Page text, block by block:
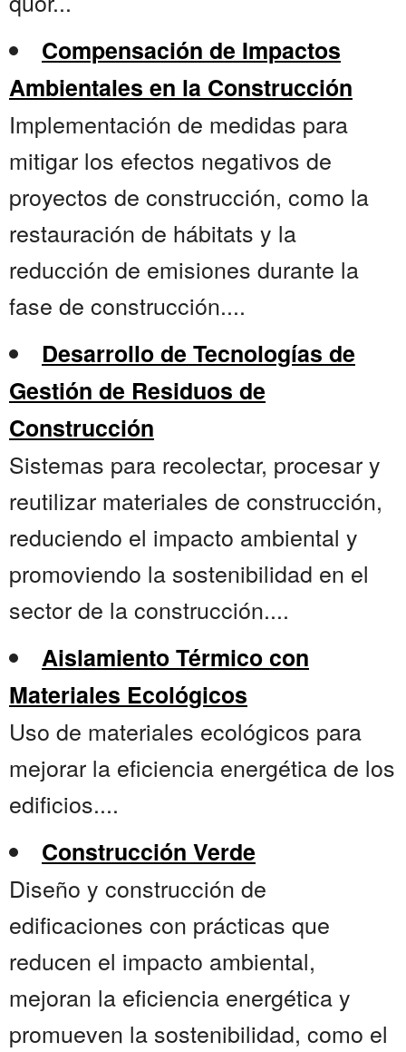
Compensación de Impactos
Ambientales en la Construcción
Implementación de medidas para
mitigar los efectos negativos de
proyectos de construcción, como la
restauración de hábitats y la
reducción de emisiones durante la
fase de construcción....
Desarrollo de Tecnologías de
Gestión de Residuos de
Construcción
Sistemas para recolectar, procesar y
reutilizar materiales de construcción,
reduciendo el impacto ambiental y
promoviendo la sostenibilidad en el
sector de la construcción....
Aislamiento Térmico con
Materiales Ecológicos
Uso de materiales ecológicos para
mejorar la eficiencia energética de los
edificios....
Construcción Verde
Diseño y construcción de
edificaciones con prácticas que
reducen el impacto ambiental,
mejoran la eficiencia energética y
promueven la sostenibilidad, como el